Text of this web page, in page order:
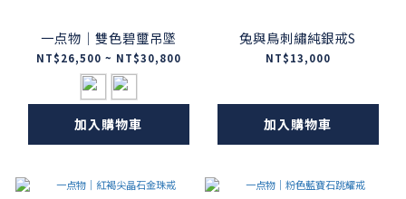
一点物｜雙色碧璽吊墜
NT$26,500 ~ NT$30,800
加入購物車
兔與鳥刺繡純銀戒S
NT$13,000
加入購物車